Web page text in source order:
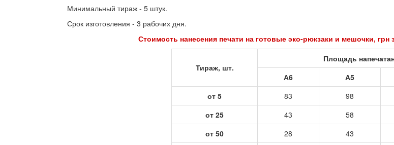
Минимальный тираж - 5 штук.
Срок изготовления - 3 рабочих дня.
Стоимость нанесения печати на готовые эко-рюкзаки и мешочки, грн за
Тираж, шт.
Площадь
А6
А5
от 5
83 98
от 25
43 58
от 50
28 43